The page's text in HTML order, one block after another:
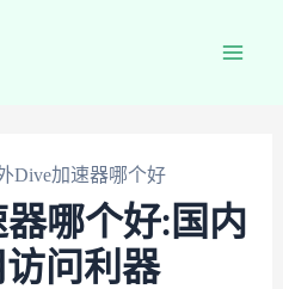
Dive加速器哪个好
哪个好:国内
问利器